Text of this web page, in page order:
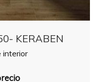
KERABEN
interior